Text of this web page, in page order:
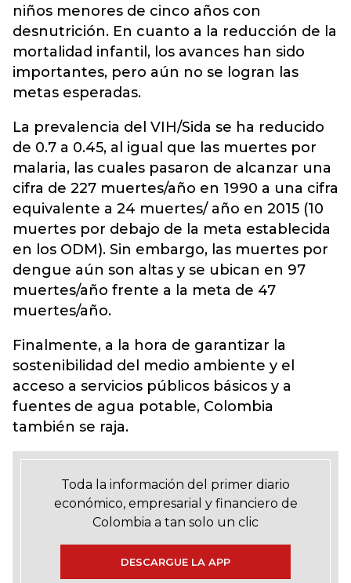
niños menores de cinco años con
desnutrición. En cuanto a la reducción de la
mortalidad infantil, los avances han sido
importantes, pero aún no se logran las
metas esperadas.
La prevalencia del VIH/Sida se ha reducido
de 0.7 a 0.45, al igual que las muertes por
malaria, las cuales pasaron de alcanzar una
cifra de 227 muertes/año en 1990 a una cifra
equivalente a 24 muertes/ año en 2015 (10
muertes por debajo de la meta establecida
en los ODM). Sin embargo, las muertes por
dengue aún son altas y se ubican en 97
muertes/año frente a la meta de 47
muertes/año.
Finalmente, a la hora de garantizar la
sostenibilidad del medio ambiente y el
acceso a servicios públicos básicos y a
fuentes de agua potable, Colombia
también se raja.
Toda la información del primer diario
económico, empresarial y financiero de
Colombia a tan solo un clic
DESCARGUE LA APP